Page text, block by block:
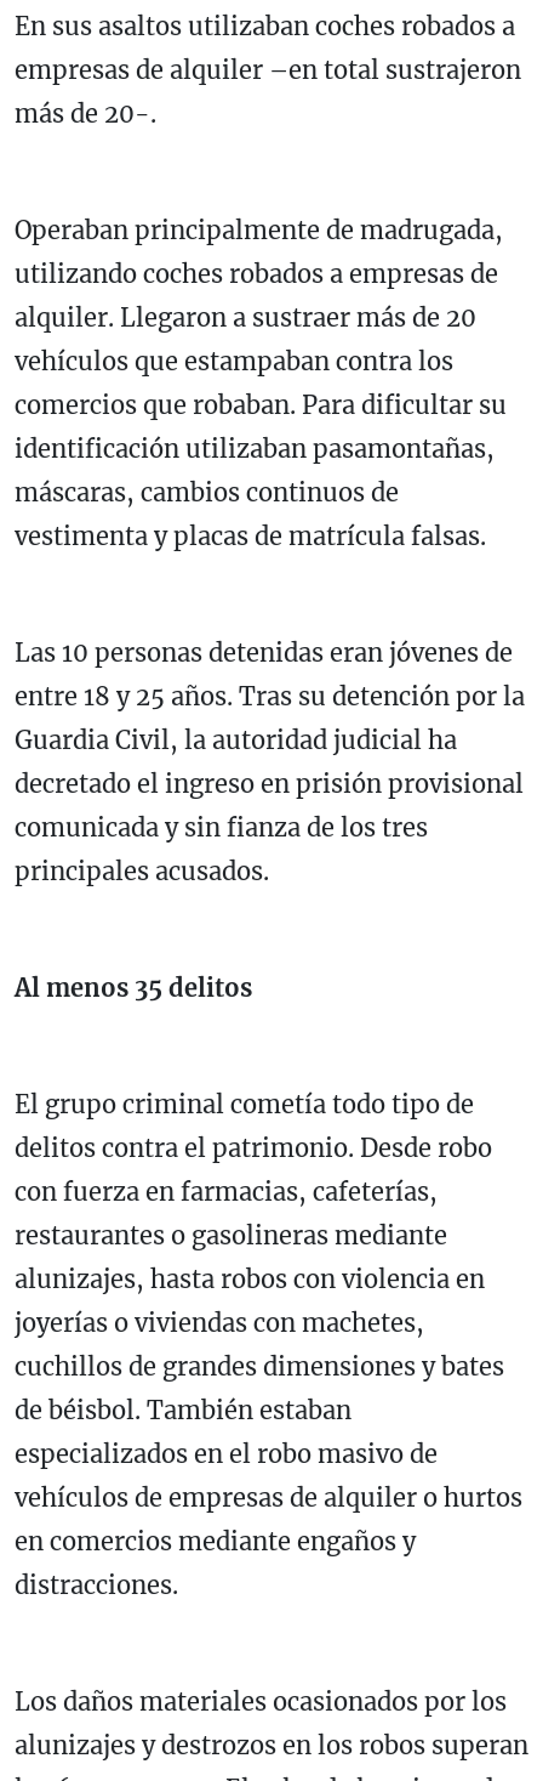
En sus asaltos utilizaban coches robados a
empresas de alquiler –en total sustrajeron
más de 20-.
Operaban principalmente de madrugada,
utilizando coches robados a empresas de
alquiler. Llegaron a sustraer más de 20
vehículos que estampaban contra los
comercios que robaban. Para dificultar su
identificación utilizaban pasamontañas,
máscaras, cambios continuos de
vestimenta y placas de matrícula falsas.
Las 10 personas detenidas eran jóvenes de
entre 18 y 25 años. Tras su detención por la
Guardia Civil, la autoridad judicial ha
decretado el ingreso en prisión provisional
comunicada y sin fianza de los tres
principales acusados.
Al menos 35 delitos
El grupo criminal cometía todo tipo de
delitos contra el patrimonio. Desde robo
con fuerza en farmacias, cafeterías,
restaurantes o gasolineras mediante
alunizajes, hasta robos con violencia en
joyerías o viviendas con machetes,
cuchillos de grandes dimensiones y bates
de béisbol. También estaban
especializados en el robo masivo de
vehículos de empresas de alquiler o hurtos
en comercios mediante engaños y
distracciones.
Los daños materiales ocasionados por los
alunizajes y destrozos en los robos superan